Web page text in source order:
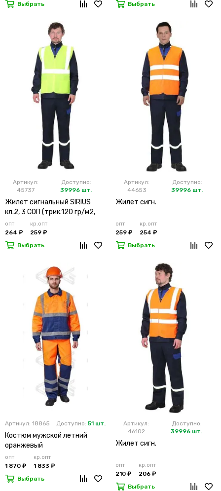
Выбрать
Выбрать
Артикул:
45737
Доступно:
39996 шт.
Жилет сигнальный SIRIUS
кл.2, 3 СОП (трик.120 гр/м2,
карманы) лимонный
опт
264 ₽
кр.опт
259 ₽
Выбрать
Артикул:
44653
Доступно:
39996 шт.
Жилет сигн.
опт
259 ₽
кр.опт
254 ₽
Выбрать
Артикул: 18865 Доступно: 51 шт.
Костюм мужской летний
оранжевый
опт
1 870 ₽
кр.опт
1 833 ₽
Выбрать
Артикул:
46102
Доступно:
39996 шт.
Жилет сигн.
опт
210 ₽
кр.опт
206 ₽
Выбрать